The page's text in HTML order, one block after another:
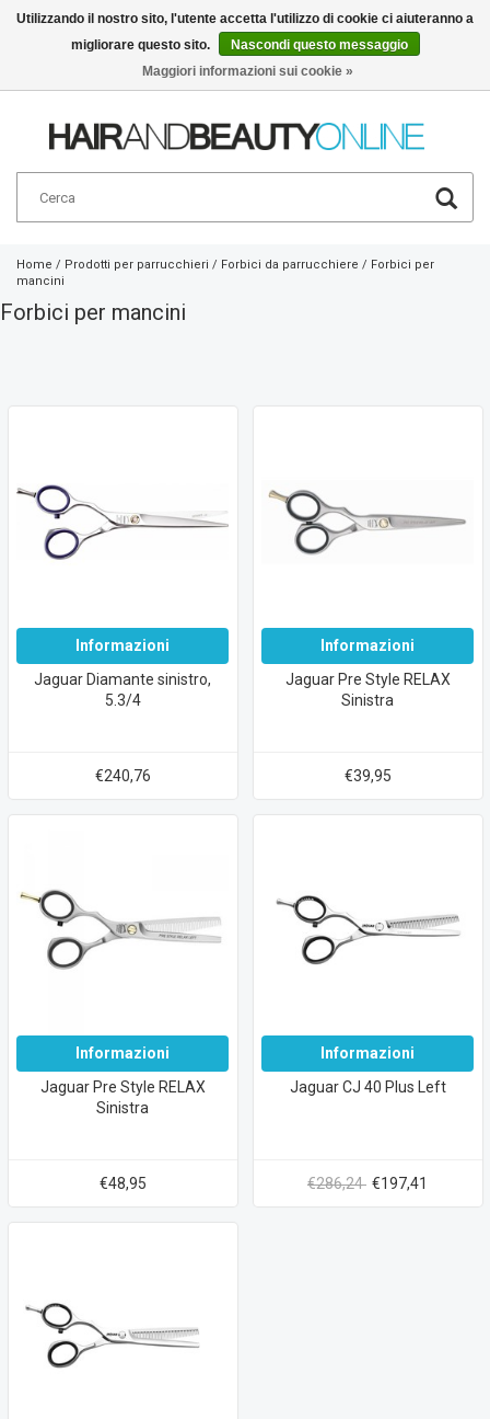
Italiano
Home / Prodotti per parrucchieri / Forbici da parrucchiere / Forbici per
mancini
Forbici per mancini
Informazioni
Jaguar Diamante sinistro,
5.3/4
€240,76
Informazioni
Jaguar Pre Style RELAX
Sinistra
€39,95
Informazioni
Jaguar Pre Style RELAX
Sinistra
€48,95
Informazioni
Jaguar CJ 40 Plus Left
€286,24 €197,41
Utilizzando il nostro sito, l'utente accetta l'utilizzo di cookie ci aiuteranno a
migliorare questo sito.
Nascondi questo messaggio
Maggiori informazioni sui cookie »